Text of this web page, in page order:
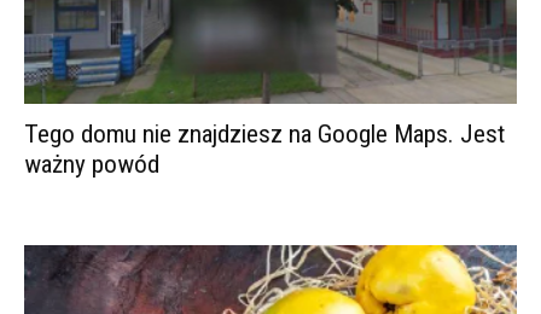
Tego domu nie znajdziesz na Google Maps. Jest
ważny powód